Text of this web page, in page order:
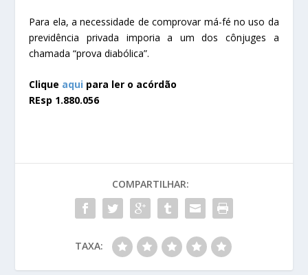
Para ela, a necessidade de comprovar má-fé no uso da
previdência privada imporia a um dos cônjuges a
chamada “prova diabólica”.
Clique aqui para ler o acórdão
REsp 1.880.056
COMPARTILHAR:
TAXA: